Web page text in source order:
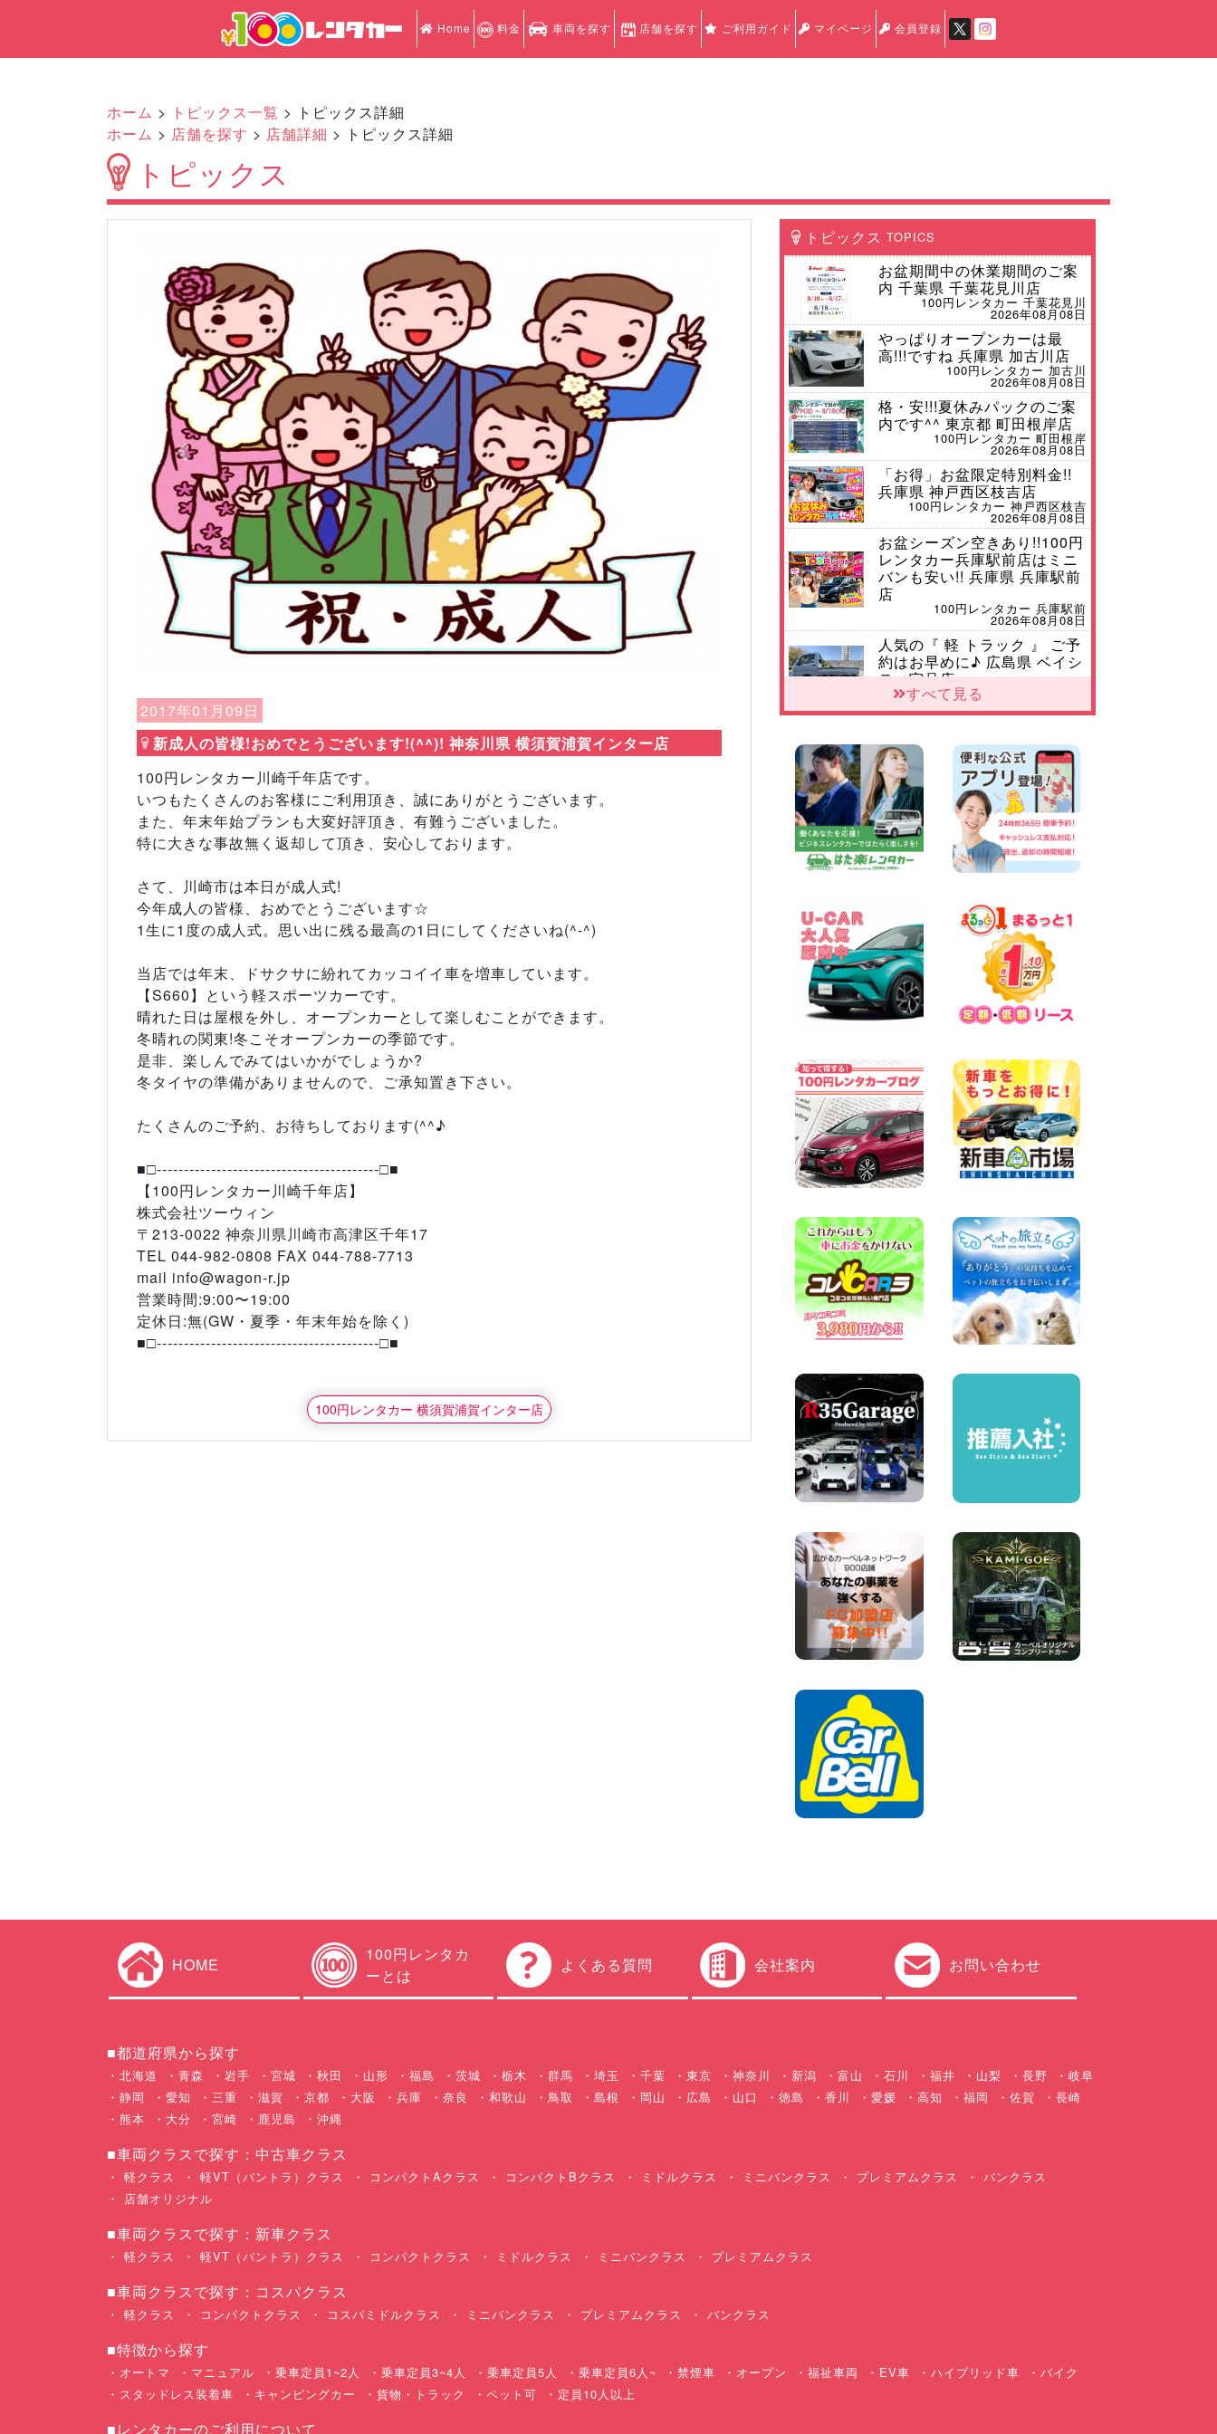
Home 料金 車両を探す 店舗を探す ご利用ガイド マイページ 会員登録
ホーム > トピックス一覧 > トピックス詳細
ホーム > 店舗を探す > 店舗詳細 > トピックス詳細
トピックス
Previous
2017年01月09日
新成人の皆様!おめでとうございます!(^^)! 神奈川県 横須賀浦賀インター店
100円レンタカー川崎千年店です。
いつもたくさんのお客様にご利用頂き、誠にありがとうございます。
また、年末年始プランも大変好評頂き、有難うございました。
特に大きな事故無く返却して頂き、安心しております。
さて、川崎市は本日が成人式!
今年成人の皆様、おめでとうございます☆
1生に1度の成人式。思い出に残る最高の1日にしてくださいね(^‐^)
当店では年末、ドサクサに紛れてカッコイイ車を増車しています。
【S660】という軽スポーツカーです。
晴れた日は屋根を外し、オープンカーとして楽しむことができます。
冬晴れの関東!冬こそオープンカーの季節です。
是非、楽しんでみてはいかがでしょうか?
冬タイヤの準備がありませんので、ご承知置き下さい。
たくさんのご予約、お待ちしております(^^♪
■□-----------------------------------------□■
【100円レンタカー川崎千年店】
株式会社ツーウィン
〒213-0022 神奈川県川崎市高津区千年17
TEL 044-982-0808 FAX 044-788-7713
mail info@wagon-r.jp
営業時間:9:00〜19:00
定休日:無(GW・夏季・年末年始を除く)
■□-----------------------------------------□■
100円レンタカー 横須賀浦賀インター店
トピックス TOPICS
お盆期間中の休業期間のご案
内 千葉県 千葉花見川店
100円レンタカー 千葉花見川
2026年08月08日
やっぱりオープンカーは最
高!!!ですね 兵庫県 加古川店
100円レンタカー 加古川
2026年08月08日
格・安!!!夏休みパックのご案
内です^^ 東京都 町田根岸店
100円レンタカー 町田根岸
2026年08月08日
「お得」お盆限定特別料金!!
兵庫県 神戸西区枝吉店
100円レンタカー 神戸西区枝吉
2026年08月08日
お盆シーズン空きあり!!100円
レンタカー兵庫駅前店はミニ
バンも安い!! 兵庫県 兵庫駅前
店
100円レンタカー 兵庫駅前
2026年08月08日
人気の『 軽 トラック 』 ご予
約はお早めに♪ 広島県 ベイシ
ティ宇品店
100円レンタカー ベイシティ宇品
日市インター店
100円レンタカー 四日市インター
2026年08月08日
横浜弥生台店限定!!夏季特別
キャンペーンのお知らせ!! 神
奈川県 横浜弥生台店
100円レンタカー 横浜弥生台
2026年08月08日
絡 愛知県 三河安城店
100円レンタカー 三河安城
2026年08月08日
☆ お盆特別乗り放題プラン
☆ 埼玉県 杉戸店
100円レンタカー 杉戸
2026年08月07日
佐渡でのドライブは安全第一!
100円レンタカー 佐渡空港
2026年08月07日
楽しい佐渡旅行を守るために!
安全運転のお願い 新潟県 両
津店
100円レンタカー 両津
2026年08月07日
日産セレナが新入荷!!中川か
100円レンタカー 中川かの里
2026年08月07日
☆ 夏休みクーポン登場!最大
9,500円おトク! ☆ 鳥取県 鳥
取青谷店
100円レンタカー 鳥取青谷
2026年08月07日
人気のハイエース!! 大阪府 寝
100円レンタカー 寝屋川太間東町
2026年08月07日
夏季休暇のお知らせ 東京都
墨田両国店
100円レンタカー 墨田両国
2026年08月07日
夏季休暇のお知らせ 東京都
墨田文花店
お盆も休まず営業します! 神
奈川県 横浜旭南本宿町店
100円レンタカー 横浜旭南本宿町
2026年08月07日
お引越しに便利で最適!(禁煙
車両) 香川県 坂出川津店
100円レンタカー 坂出川津
2026年08月07日
2台になりました!】 岐阜県 各
務原那加店
すべて見る
HOME
100円レンタカ
ーとは
よくある質問 会社案内 お問い合わせ
■都道府県から探す
北海道 青森 岩手 宮城 秋田 山形 福島 茨城 栃木 群馬 埼玉 千葉 東京 神奈川 新潟 富山 石川 福井 山梨 長野
岐阜
静岡
愛知 三重 滋賀 京都 大阪 兵庫 奈良 和歌山 鳥取 島根 岡山 広島 山口 徳島 香川 愛媛 高知 福岡 佐賀
長崎
熊本
大分 宮崎 鹿児島 沖縄
■車両クラスで探す：中古車クラス
軽クラス 軽VT（バントラ）クラス コンパクトAクラス コンパクトBクラス ミドルクラス ミニバンクラス プレミアムクラス
バンクラス
店舗オリジナル
■車両クラスで探す：新車クラス
軽クラス 軽VT（バントラ）クラス コンパクトクラス ミドルクラス ミニバンクラス プレミアムクラス
■車両クラスで探す：コスパクラス
軽クラス コンパクトクラス コスパミドルクラス ミニバンクラス プレミアムクラス バンクラス
■特徴から探す
オートマ マニュアル 乗車定員1~2人 乗車定員3~4人 乗車定員5人 乗車定員6人~ 禁煙車 オープン 福祉車両 EV車 ハイブリッド車
バイク
スタッドレス装着車
キャンピングカー 貨物・トラック ペット可 定員10人以上
■レンタカーのご利用について